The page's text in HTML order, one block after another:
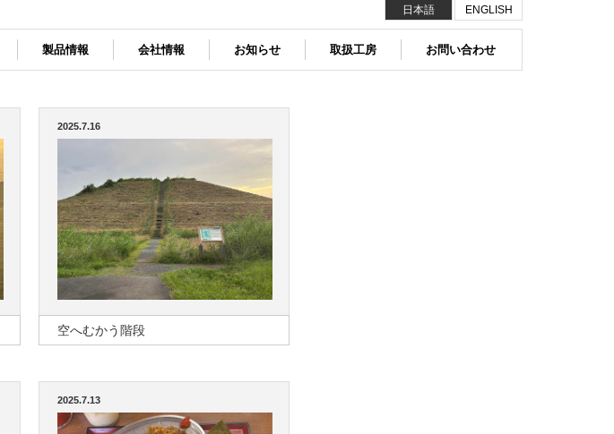
製品情報 会社情報 お知らせ 取扱工房 お問い合わせ
日本語 ENGLISH
2025.7.16
空へむかう階段
2025.7.13